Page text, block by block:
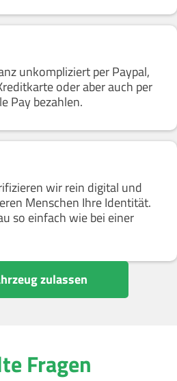
unkompliziert per Paypal,
oder aber auch per
Pay bezahlen.
wir rein digital und
Menschen Ihre Identität.
so einfach wie bei einer
zulassen
Fragen